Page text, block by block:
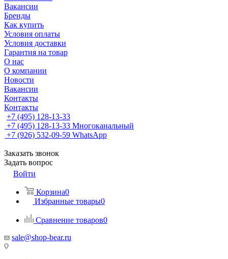
Вакансии
Бренды
Как купить
Условия оплаты
Условия доставки
Гарантия на товар
О нас
О компании
Новости
Вакансии
Контакты
Контакты
+7 (495) 128-13-33
+7 (495) 128-13-33 Многоканальный
+7 (926) 532-09-59 WhatsApp
Заказать звонок
Задать вопрос
Войти
Корзина0
Избранные товары0
Сравнение товаров0
sale@shop-bear.ru